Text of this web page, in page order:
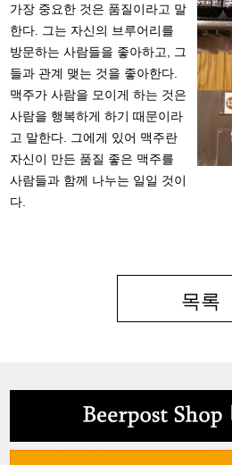
가장 중요한 것은 품질이라고 말
한다. 그는 자신의 브루어리를
방문하는 사람들을 좋아하고, 그
들과 관계 맺는 것을 좋아한다.
맥주가 사람을 모이게 하는 것은
사람을 행복하게 하기 때문이라
고 말한다. 그에게 있어 맥주란
자신이 만든 품질 좋은 맥주를
사람들과 함께 나누는 일일 것이
다.
목록